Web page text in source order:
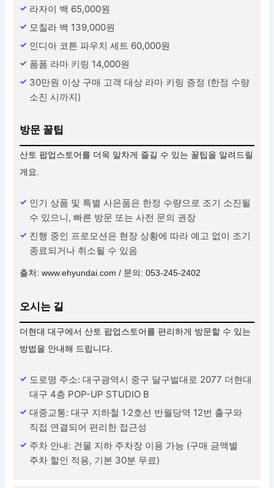
라자이 백 65,000원
모칠라 백 139,000원
인디아 코튼 파우치 세트 60,000원
폼폼 라마 키링 14,000원
30만원 이상 구매 고객 대상 라마 키링 증정 (한정 수량
소진 시까지)
방문 꿀팁
산토 팝업스토어를 더욱 알차게 즐길 수 있는 꿀팁을 알려드릴
게요.
인기 상품 및 특별 사은품은 한정 수량으로 조기 소진될
수 있으니, 빠른 방문 또는 사전 문의 권장
진행 중인 프로모션은 현장 상황에 따라 예고 없이 조기
종료되거나 취소될 수 있음
출처: www.ehyundai.com / 문의: 053-245-2402
오시는 길
더현대 대구에서 산토 팝업스토어를 편리하게 방문할 수 있는
방법을 안내해 드립니다.
도로명 주소: 대구광역시 중구 달구벌대로 2077 더현대
대구 4층 POP-UP STUDIO B
대중교통: 대구 지하철 1·2호선 반월당역 12번 출구와
직접 연결되어 편리한 접근성
주차 안내: 건물 지하 주차장 이용 가능 (구매 금액별
주차 할인 적용, 기본 30분 무료)